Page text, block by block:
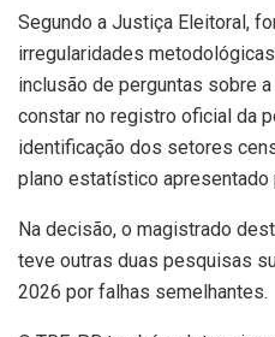
Segundo a Justiça Eleitoral,
irregularidades
inclusão de perguntas sobre
constar no registro oficial da
identificação dos setores
plano estatístico apresentado
Na decisão, o magistrado
teve outras duas pesquisas
2026 por falhas semelhantes.